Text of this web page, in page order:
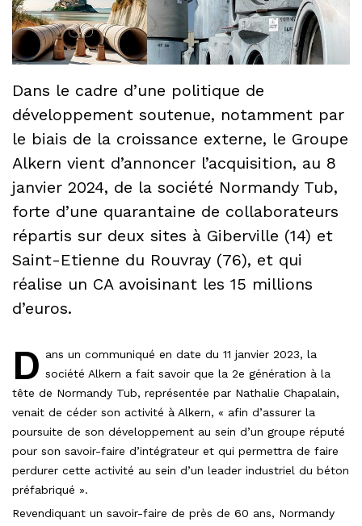
Dans le cadre d’une politique de
développement soutenue, notamment par
le biais de la croissance externe, le Groupe
Alkern vient d’annoncer l’acquisition, au 8
janvier 2024, de la société Normandy Tub,
forte d’une quarantaine de collaborateurs
répartis sur deux sites à Giberville (14) et
Saint-Etienne du Rouvray (76), et qui
réalise un CA avoisinant les 15 millions
d’euros.
D ans un communiqué en date du 11 janvier 2023, la
société Alkern a fait savoir que la 2e génération à la
tête de Normandy Tub, représentée par Nathalie Chapalain,
venait de céder son activité à Alkern, « afin d’assurer la
poursuite de son développement au sein d’un groupe réputé
pour son savoir-faire d’intégrateur et qui permettra de faire
perdurer cette activité au sein d’un leader industriel du béton
préfabriqué ».
Revendiquant un savoir-faire de près de 60 ans, Normandy